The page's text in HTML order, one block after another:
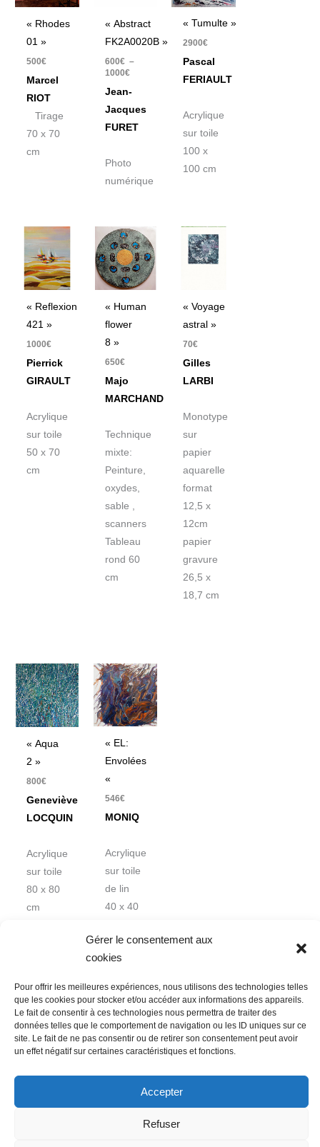
Gérer le consentement aux
cookies
Pour offrir les meilleures expériences, nous utilisons des technologies telles
que les cookies pour stocker et/ou accéder aux informations des appareils.
Le fait de consentir à ces technologies nous permettra de traiter des
données telles que le comportement de navigation ou les ID uniques sur ce
site. Le fait de ne pas consentir ou de retirer son consentement peut avoir
un effet négatif sur certaines caractéristiques et fonctions.
Accepter
Refuser
« Rhodes
01 »
500€
Marcel
RIOT
Tirage
70 x 70
cm
« Abstract
FK2A0020B »
600€ –
1000€
Jean-
Jacques
FURET
Photo
numérique
« Tumulte »
2900€
Pascal
FERIAULT
Acrylique
sur toile
100 x
100 cm
« Reflexion
421 »
1000€
Pierrick
GIRAULT
Acrylique
sur toile
50 x 70
cm
« Human
flower
8 »
650€
Majo
MARCHAND
Technique
mixte:
Peinture,
oxydes,
sable ,
scanners
Tableau
rond 60
cm
« Voyage
astral »
70€
Gilles
LARBI
Monotype
sur
papier
aquarelle
format
12,5 x
12cm
papier
gravure
26,5 x
18,7 cm
« Aqua
2 »
800€
Geneviève
LOCQUIN
Acrylique
sur toile
80 x 80
cm
« EL:
Envolées
«
546€
MONIQ
Acrylique
sur toile
de lin
40 x 40
Nous contacter
Conditions Générales de Ventes
Politique de confidentialité
Mentions légales
Mot de passe perdu
Newsletter Politique de cookies (UE)